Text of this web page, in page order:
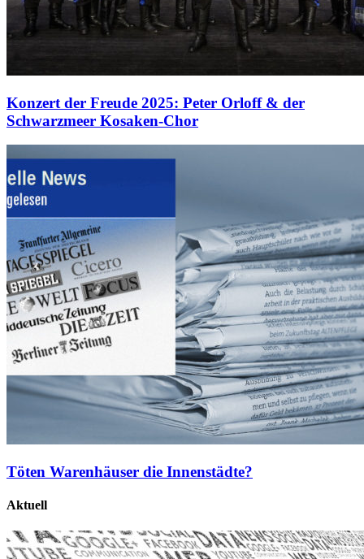
Konzert der Freude 2025: Peter Orloff & der
Schwarzmeer Kosaken-Chor
Töten Warenhäuser die Innenstädte?
Aktuell